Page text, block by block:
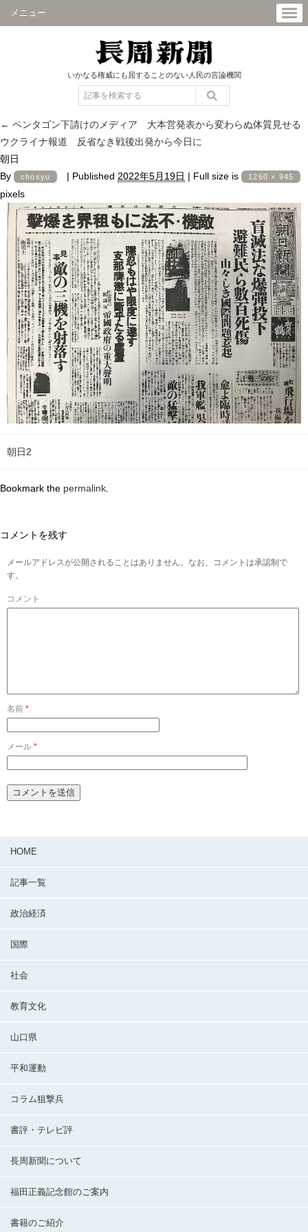
メニュー
いかなる権威にも屈することのない人民の言論機関
← ペンタゴン下請けのメディア 大本営発表から変わらぬ体質見せる
ウクライナ報道 反省なき戦後出発から今日に
朝日
By
chosyu | Published 2022年5月19日 | Full size is 1260 × 945
pixels
朝日2
Bookmark the permalink
コメントを残す
メールアドレスが公開されることはありません。なお、コメントは承認制で
す。
コメント
名前 *
メール *
HOME
記事一覧
政治経済
国際
社会
教育文化
山口県
平和運動
コラム狙撃兵
書評・テレビ評
長周新聞について
福田正義記念館のご案内
書籍のご紹介